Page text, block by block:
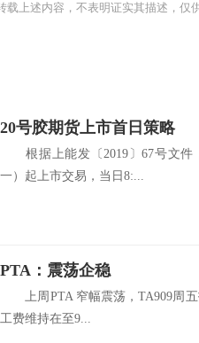
载上述内容，不表明证实其描述，仅
20号胶期货上市首日策略
根据上能发〔2019〕67号文件
一）起上市交易，当日8:...
PTA：震荡企稳
上周PTA 窄幅震荡，TA909周五
工费维持在至9...